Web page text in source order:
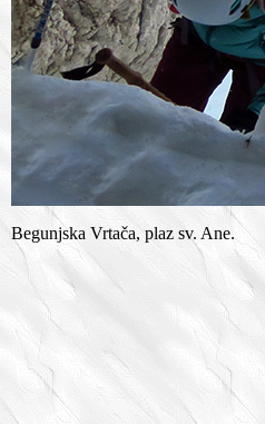
Begunjska Vrtača, plaz sv. Ane.